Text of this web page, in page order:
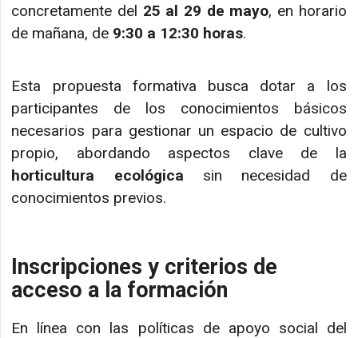
concretamente del 25 al 29 de mayo, en horario
de mañana, de 9:30 a 12:30 horas.
Esta propuesta formativa busca dotar a los
participantes de los conocimientos básicos
necesarios para gestionar un espacio de cultivo
propio, abordando aspectos clave de la
horticultura ecológica sin necesidad de
conocimientos previos.
Inscripciones y criterios de
acceso a la formación
En línea con las políticas de apoyo social del